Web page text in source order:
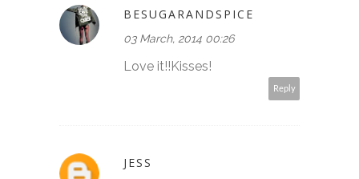
BESUGARANDSPICE
03 March, 2014 00:26
Love it!!Kisses!
Reply
JESS